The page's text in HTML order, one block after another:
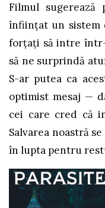
Filmul
înființat un sistem
forțați să intre
să ne surprindă
S-ar putea ca
optimist mesaj —
cei care cred că
Salvarea noastră
în lupta pentru